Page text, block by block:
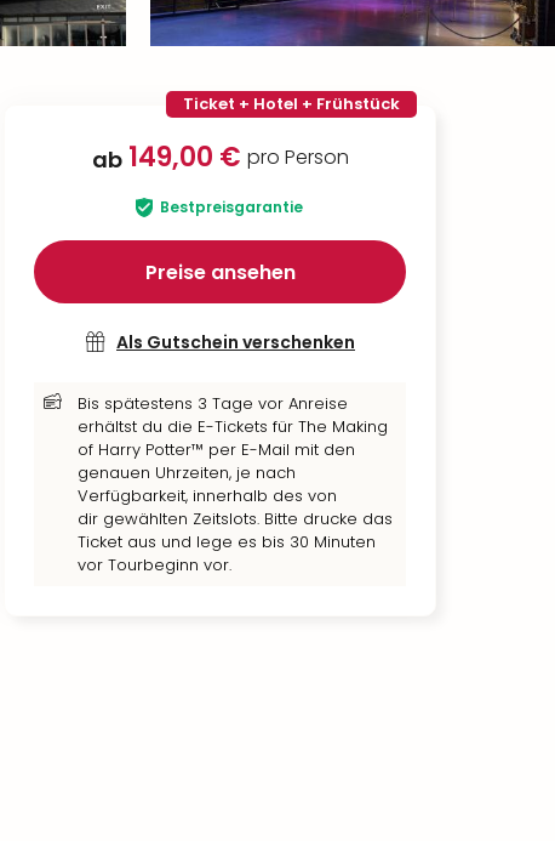
Ticket + Hotel + Frühstück
ab 149,00 € pro Person
Bestpreisgarantie
Preise ansehen
Als Gutschein verschenken
Bis spätestens 3 Tage vor Anreise
erhältst du die E-Tickets für The Making
of Harry Potter™ per E-Mail mit den
genauen Uhrzeiten, je nach
Verfügbarkeit, innerhalb des von
dir gewählten Zeitslots. Bitte drucke das
Ticket aus und lege es bis 30 Minuten
vor Tourbeginn vor.